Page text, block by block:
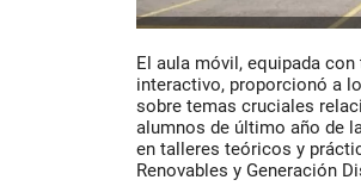
El aula móvil, equipada
interactivo, proporcionó a
sobre temas cruciales
alumnos de último año de
en talleres teóricos y
Renovables y Generación